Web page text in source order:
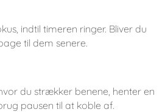
indtil timeren ringer. Bliver du
til dem senere.
du strækker benene, henter en
pausen til at koble af.